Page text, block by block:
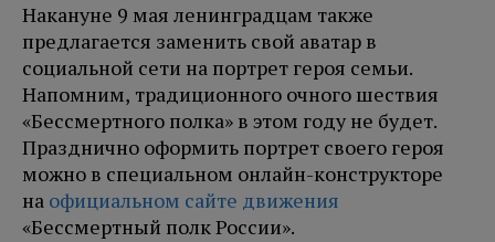
Накануне 9 мая ленинградцам также
предлагается заменить свой аватар в
социальной сети на портрет героя семьи.
Напомним, традиционного очного шествия
«Бессмертного полка» в этом году не будет.
Празднично оформить портрет своего героя
можно в специальном онлайн-конструкторе
на официальном сайте движения
«Бессмертный полк России».